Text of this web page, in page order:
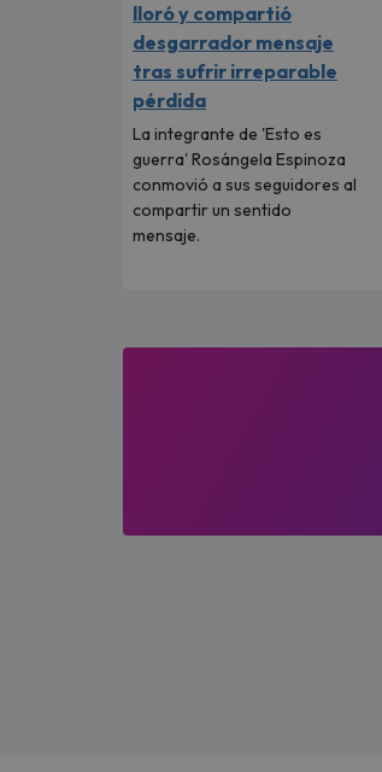
lloró y compartió
desgarrador mensaje
tras sufrir irreparable
pérdida
La integrante de 'Esto es
guerra' Rosángela Espinoza
conmovió a sus seguidores al
compartir un sentido
mensaje.